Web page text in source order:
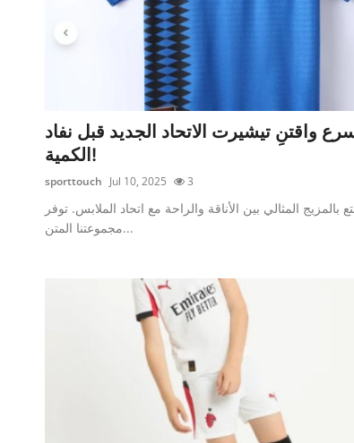
واقتنِ تيشيرت الاتحاد الجديد قبل نفاد
الكمية!
sporttouch Jul 10, 2025 3
بالمزيج المثالي بين الأناقة والراحة مع اتحاد الملابس. توفر
مجموعتنا المتن...